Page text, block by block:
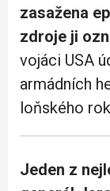
zasažena
zdroje ji
vojáci USA
armádních
loňského
Jeden z